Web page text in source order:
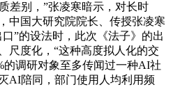
别，”张凌寒暗示，对长时
中国大研究院院长、传授张凌寒
”的设法时，此次《法子》的出
尺度化，“这种高度拟人化的交
的调研对象至多传闻过一种AI社
AI陪同，部门使用人均利用频